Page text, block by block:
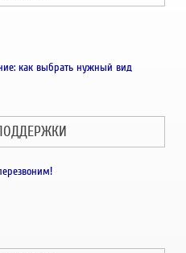
как выбрать нужный вид